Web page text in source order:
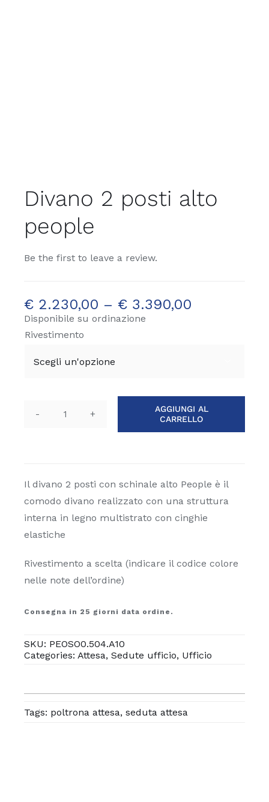
Divano 2 posti alto
people
Be the first to leave a review.
€2.230,00 – €3.390,00
Disponibile su ordinazione
Rivestimento
people
quantità
AGGIUNGI AL
CARRELLO
Il divano 2 posti con schinale alto People è il
comodo divano realizzato con una struttura
interna in legno multistrato con cinghie
elastiche
Rivestimento a scelta (indicare il codice colore
nelle note dell’ordine)
Consegna in 25 giorni data ordine.
SKU: PEOSO0.504.A10
Categories: Attesa, Sedute ufficio, Ufficio
Tags: poltrona attesa, seduta attesa